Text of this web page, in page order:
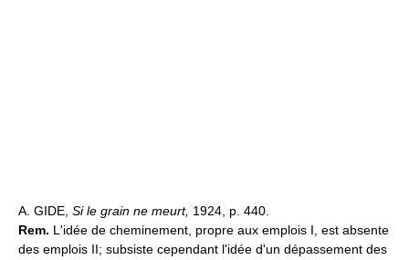
A. GIDE, Si le grain ne meurt, 1924, p. 440.
Rem. L'idée de cheminement, propre aux emplois I, est absente
des emplois II; subsiste cependant l'idée d'un dépassement des